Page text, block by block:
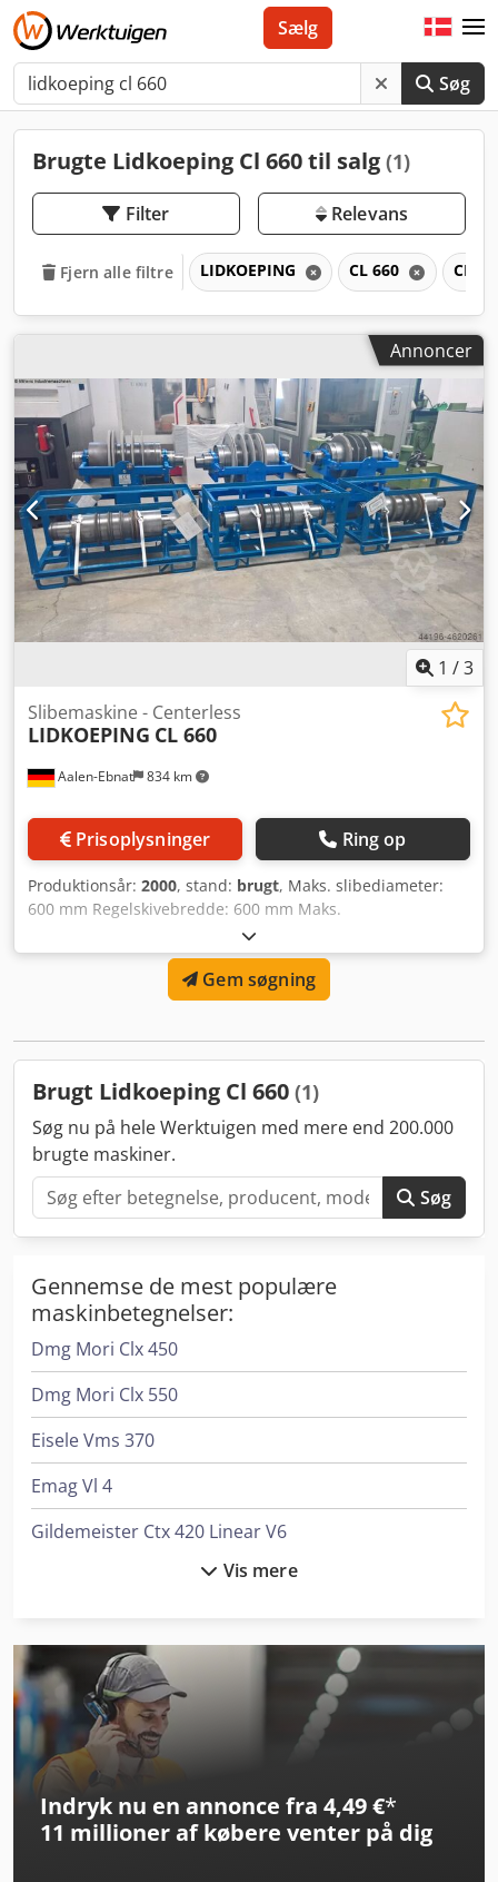
Søg
Sælg
Brugte Lidkoeping Cl 660 til salg (1)
Filter Relevans
Fjern alle filtre LIDKOEPING CL 660 CL
Annoncer
1 /3
Aalen-Ebnat 834 km
Slibemaskine - Centerless
LIDKOEPING CL 660
Prisoplysninger Ring op
Produktionsår: 2000, stand: brugt, Maks. slibediameter:
600 mm Regelskivebredde: 600 mm Maks.
slibeskivebredde: 600 mm Samlet effektbehov: kW
Maskinvægt ca.: t Pladsbehov ca.: m Dedpfx Asfp U Ugjc
Asck Spindelsæt bestående af spindelaksler til montering
af slibe- og regelskiver, egnet til en LIDKOEPING CL 660.
Gem søgning
Brugt Lidkoeping Cl 660 (1)
Søg nu på hele Werktuigen med mere end 200.000
brugte maskiner.
Søg
Gennemse de mest populære
maskinbetegnelser:
Dmg Mori Clx 450
Dmg Mori Clx 550
Eisele Vms 370
Emag Vl 4
Gildemeister Ctx 420 Linear V6
Hermle C 400
Index Ms22-6
Index Ms40-6
Jcb 540-180
Vis mere
Indryk nu en annonce fra 4,49 €*
11 millioner af købere venter på dig